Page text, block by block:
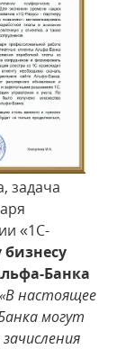
задача
«1С-
Банка
«В настоящее
могут